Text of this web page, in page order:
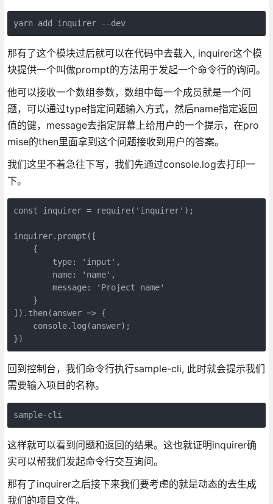
yarn add inquirer --dev
那有了这个模块过后就可以在代码中去载入, inquirer这个模
块提供一个叫做prompt的方法用于发起一个命令行的询问。
他可以接收一个数组参数，数组中每一个成员就是一个问
题，可以通过type指定问题输入方式，然后name指定返回
值的键，message去指定屏幕上给用户的一个提示，在pro
mise的then里面拿到这个问题接收到用户的答案。
我们这里不着急往下写，我们先通过console.log去打印一
下。
const inquirer = require('inquirer');
inquirer.prompt([
    {
        type: 'input',
        name: 'name',
        message: 'Project name'
    }
]).then(answer => {
    console.log(answer);
})
回到控制台，我们命令行执行sample-cli, 此时就会提示我们
需要输入项目的名称。
sample-cli
这样就可以看到问题和返回的结果。这也就证明inquirer确
实可以帮我们发起命令行交互询问。
那有了inquirer之后接下来我们要考虑的就是动态的去生成
我们的项目文件。